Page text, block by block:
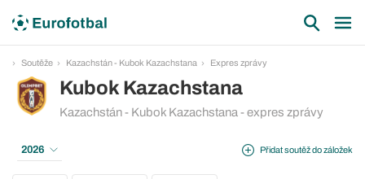
Soutěže Kazachstán - Kubok Kazachstana Expres zprávy
Kubok Kazachstana
Kazachstán - Kubok Kazachstana - expres zprávy
Přidat soutěž do záložek
2026